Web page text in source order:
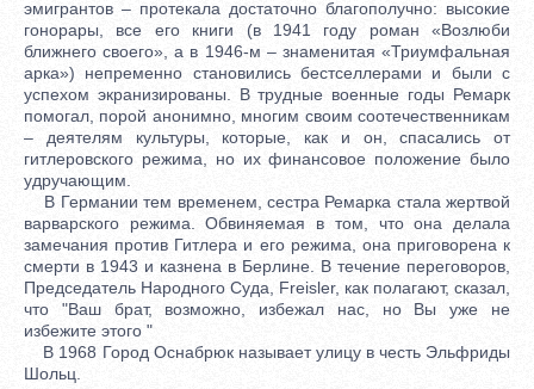
эмигрантов – протекала достаточно благополучно: высокие
гонорары, все его книги (в 1941 году роман «Возлюби
ближнего своего», а в 1946-м – знаменитая «Триумфальная
арка») непременно становились бестселлерами и были с
успехом экранизированы. В трудные военные годы Ремарк
помогал, порой анонимно, многим своим соотечественникам
– деятелям культуры, которые, как и он, спасались от
гитлеровского режима, но их финансовое положение было
удручающим.
В Германии тем временем, сестра Ремарка стала жертвой
варварского режима. Обвиняемая в том, что она делала
замечания против Гитлера и его режима, она приговорена к
смерти в 1943 и казнена в Берлине. В течение переговоров,
Председатель Народного Суда, Freisler, как полагают, сказал,
что "Ваш брат, возможно, избежал нас, но Вы уже не
избежите этого "
В 1968 Город Оснабрюк называет улицу в честь Эльфриды
Шольц.